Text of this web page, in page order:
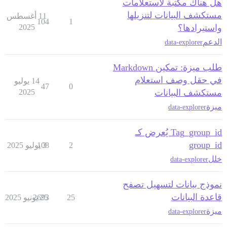
هل هناك مكتبة لاستعلامات
مستكشف البيانات لتنزيلها
واستيرادها؟
الدعمdata-explorer
1
104
11 أغسطس
2025
طلب ميزة: تمكين Markdown
في حقل وصف استعلام
مستكشف البيانات
ميزةdata-explorer
0
47
14 يوليو
2025
Tag_group_id يُعرض كـ
group_id
خللdata-explorer
2
108
3 يوليو 2025
نموذج بيانات لتسهيل تصفح
قاعدة البيانات
ميزةdata-explorer
25
2693
25 يونيو 2025